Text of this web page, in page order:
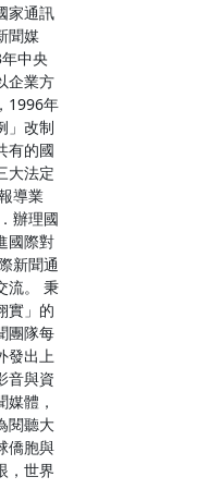
家通訊
聞媒
中央
企業方
1996年
」改制
有的國
大法定
導業
辦理國
國際對
新聞通
流。 秉
實」的
團隊每
發出上
音與資
體，
閱聽大
僑胞與
，世界